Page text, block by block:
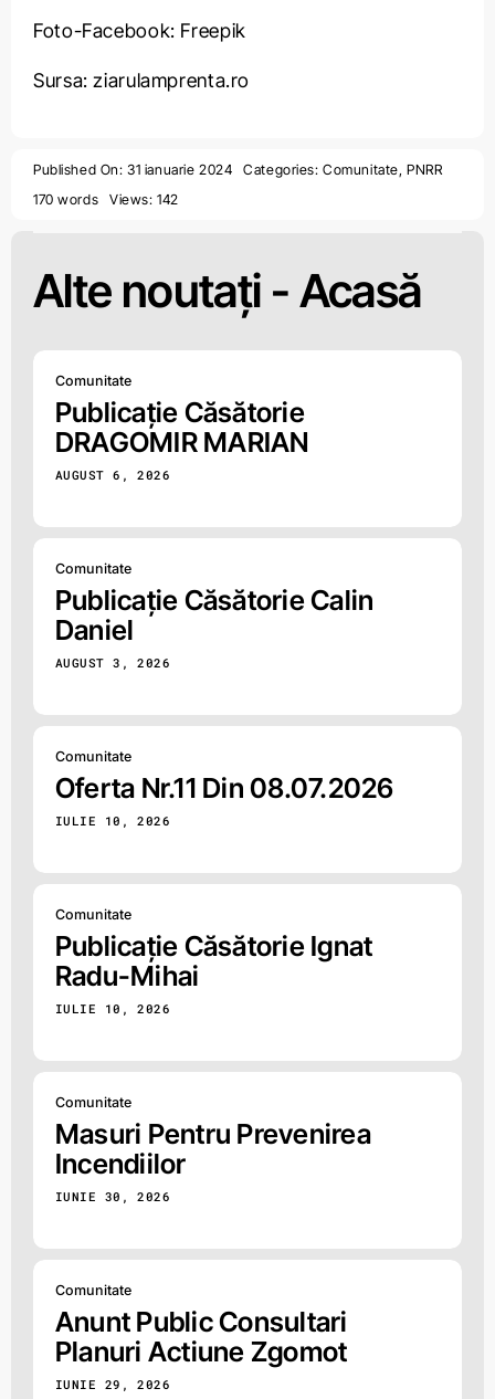
Foto-Facebook: Freepik
Sursa: ziarulamprenta.ro
Published On: 31 ianuarie 2024 Categories:Comunitate ,PNRR
170 words
Views: 142
Alte noutați - Acasă
Comunitate
Publicație Căsătorie
DRAGOMIR MARIAN
AUGUST 6, 2026
Comunitate
Publicație Căsătorie Calin
Daniel
AUGUST 3, 2026
Comunitate
Oferta Nr.11 Din 08.07.2026
IULIE 10, 2026
Comunitate
Publicație Căsătorie Ignat
Radu-Mihai
IULIE 10, 2026
Comunitate
Masuri Pentru Prevenirea
Incendiilor
IUNIE 30, 2026
Comunitate
Anunt Public Consultari
Planuri Actiune Zgomot
IUNIE 29, 2026